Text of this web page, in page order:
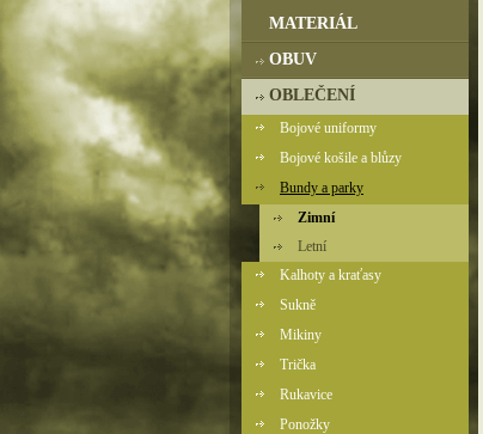
MATERIÁL
OBUV
OBLEČENÍ
Bojové uniformy
Bojové košile a blůzy
Bundy a parky
Zimní
Letní
Kalhoty a kraťasy
Sukně
Mikiny
Trička
Rukavice
Ponožky